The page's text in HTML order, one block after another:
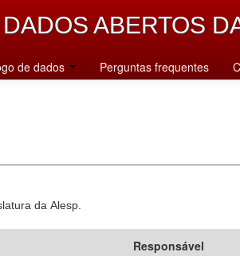
ABERTOS
de dados Perguntas frequentes
da Alesp.
Responsável